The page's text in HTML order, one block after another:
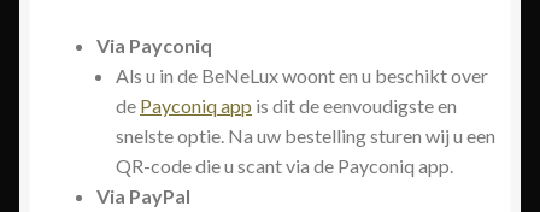
Via Payconiq
Als u in de BeNeLux woont en u beschikt over
de Payconiq app is dit de eenvoudigste en
snelste optie. Na uw bestelling sturen wij u een
QR-code die u scant via de Payconiq app.
Via PayPal